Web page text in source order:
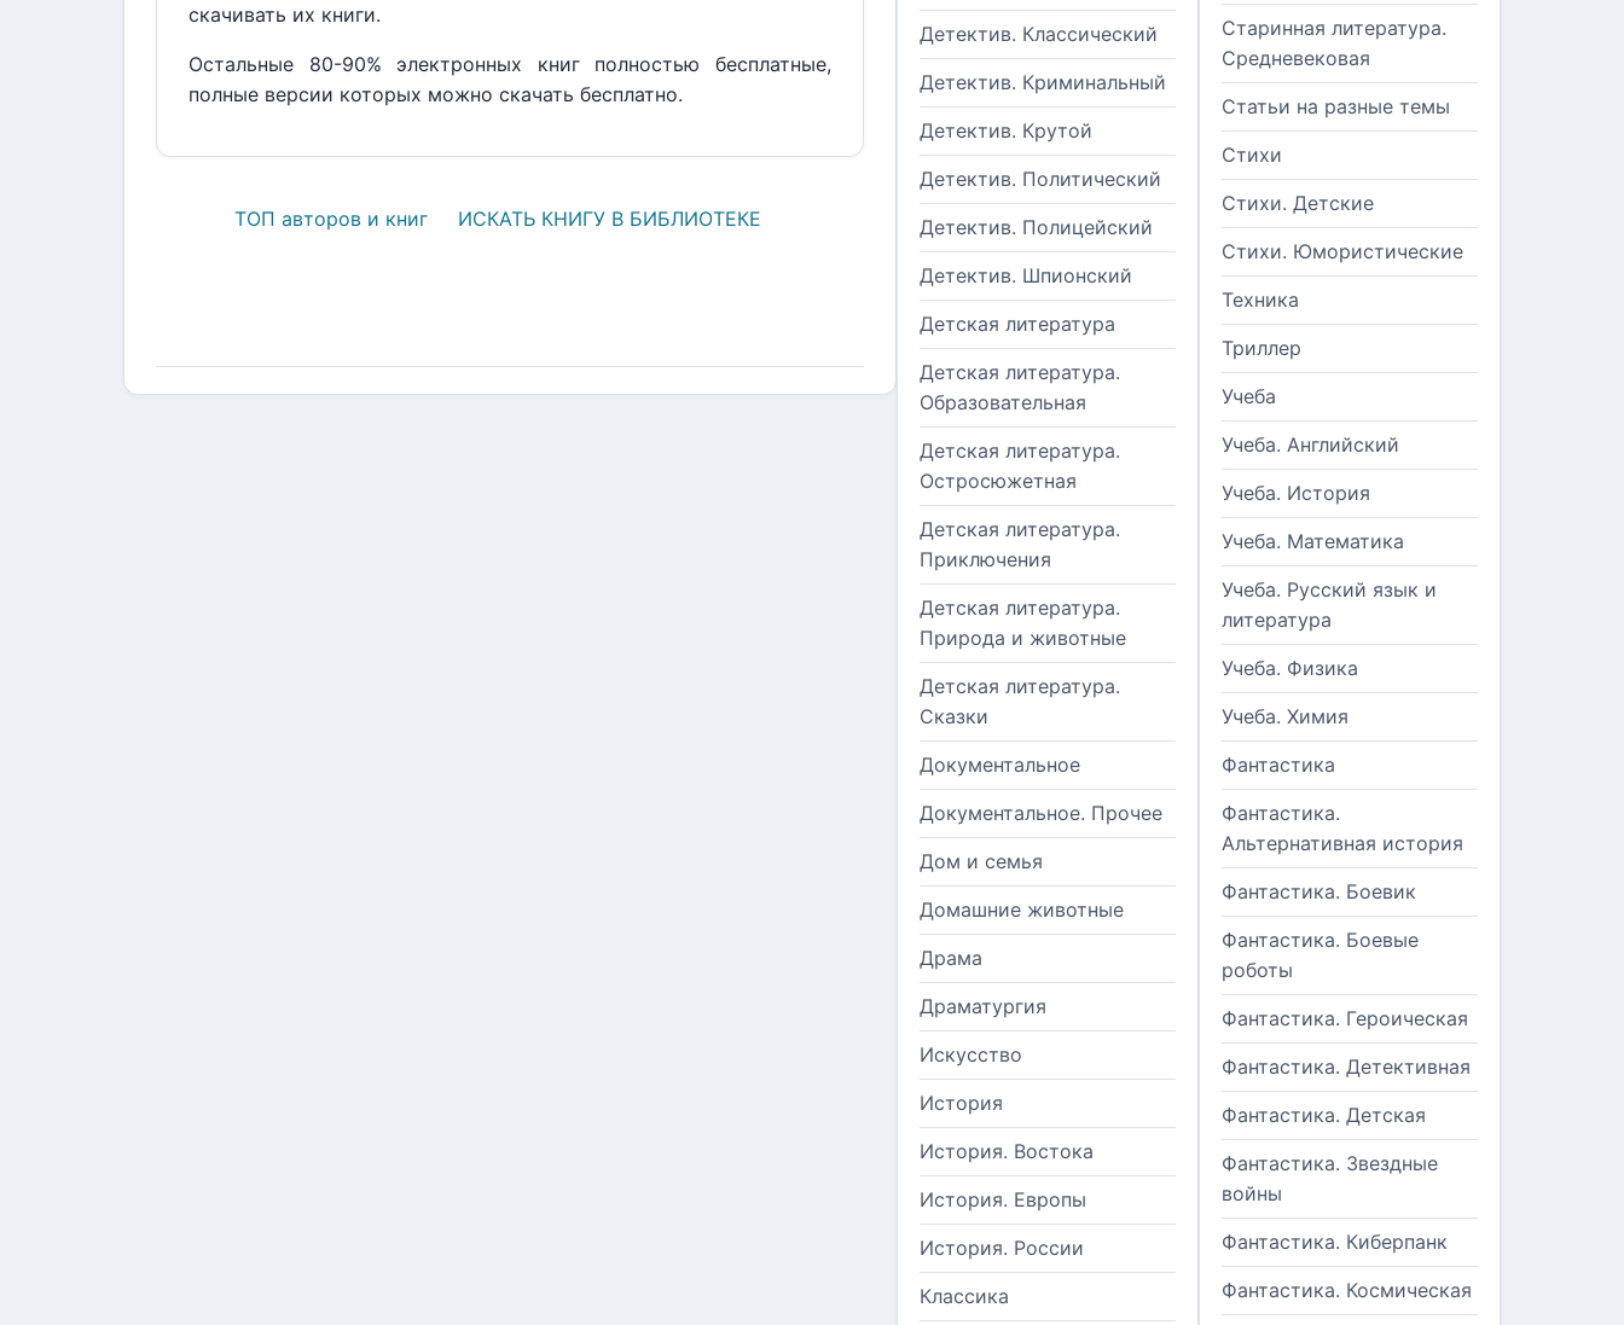
скачивать их книги.
Остальные 80-90% электронных книг полностью бесплатные,
полные версии которых можно скачать бесплатно.
ТОП авторов и книг ИСКАТЬ КНИГУ В БИБЛИОТЕКЕ
Детектив. Классический
Детектив. Криминальный
Детектив. Крутой
Детектив. Политический
Детектив. Полицейский
Детектив. Шпионский
Детская литература
Детская литература.
Образовательная
Детская литература.
Остросюжетная
Детская литература.
Приключения
Детская литература.
Природа и животные
Детская литература.
Сказки
Документальное
Документальное. Прочее
Дом и семья
Домашние животные
Драма
Драматургия
Искусство
История
История. Востока
История. Европы
История. России
Классика
Старинная литература.
Средневековая
Статьи на разные темы
Стихи
Стихи. Детские
Стихи. Юмористические
Техника
Триллер
Учеба
Учеба. Английский
Учеба. История
Учеба. Математика
Учеба. Русский язык и
литература
Учеба. Физика
Учеба. Химия
Фантастика
Фантастика.
Альтернативная история
Фантастика. Боевик
Фантастика. Боевые
роботы
Фантастика. Героическая
Фантастика. Детективная
Фантастика. Детская
Фантастика. Звездные
войны
Фантастика. Киберпанк
Фантастика. Космическая